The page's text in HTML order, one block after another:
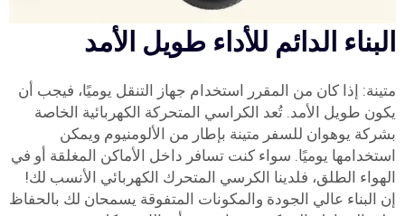
البناء الدائم للأداء طويل الأمد
متينة: إذا كان من المقرر استخدام جهاز التنقل يوميًا، فيجب أن
يكون طويل الأمد. تُعد الكراسي المتحركة الكهربائية الخاصة
بشركة يوهوان للسفر متينة بإطار من الألومنيوم ويمكن
استخدامها يوميًا. سواء كنت تسافر داخل الأماكن المغلقة أو في
الهواء الطلق، فلدينا الكرسي المتحرك الكهربائي الأنسب لك!
إن البناء عالي الجودة والمكونات المتفوقة يسمحان لك بالحفاظ